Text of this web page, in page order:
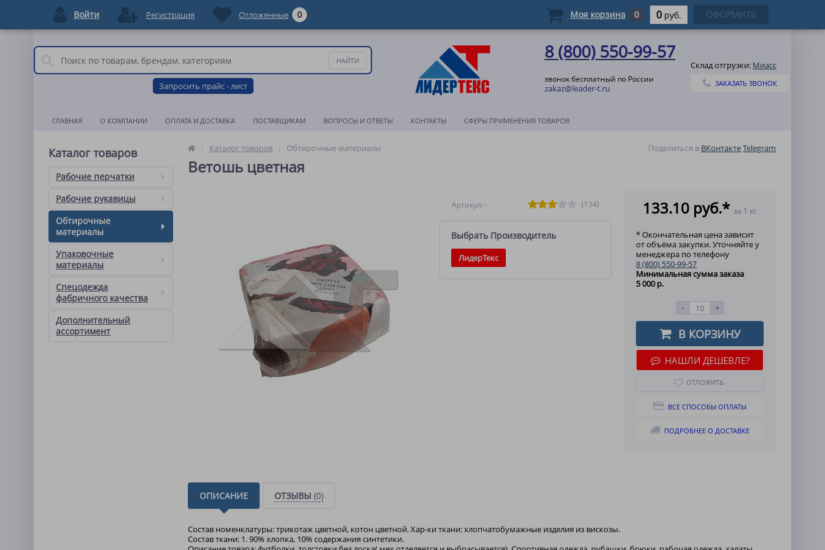
Запросить прайс - лист
8 (800) 550-99-57
звонок бесплатный по России
zakaz@leader-t.ru
Склад отгрузки: Миасс
ЗАКАЗАТЬ ЗВОНОК
ГЛАВНАЯ О КОМПАНИИ ОПЛАТА И ДОСТАВКА ПОСТАВЩИКАМ ВОПРОСЫ И ОТВЕТЫ КОНТАКТЫ СФЕРЫ ПРИМЕНЕНИЯ ТОВАРОВ
Каталог товаров
Рабочие перчатки
Рабочие рукавицы
Обтирочные
материалы
Упаковочные
материалы
Спецодежда
фабричного качества
Дополнительный
ассортимент
Каталог товаров Обтирочные материалы Поделиться в ВКонтактеTelegram
Ветошь цветная
Артикул: - (134)
Выбрать Производитель
ЛидерТекс
133.10 руб.* за 1 кг.
* Окончательная цена зависит
от объёма закупки. Уточняйте у
менеджера по телефону
8 (800) 550-99-57
Минимальная сумма заказа
5 000 р.
- +
В КОРЗИНУ
НАШЛИ ДЕШЕВЛЕ?
ОТЛОЖИТЬ
ВСЕ СПОСОБЫ ОПЛАТЫ
ПОДРОБНЕЕ О ДОСТАВКЕ
ОПИСАНИЕ ОТЗЫВЫ (0)
Состав номенклатуры: трикотаж цветной, котон цветной. Хар-ки ткани: хлопчатобумажные изделия из вискозы.
Состав ткани: 1. 90% хлопка, 10% содержания синтетики.
Войти Регистрация Отложенные 0 Моя корзина 0 0 руб. ОФОРМИТЬ